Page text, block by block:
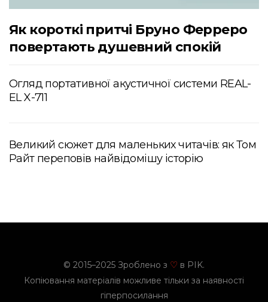
Як короткі притчі Бруно Ферреро
повертають душевний спокій
Огляд портативної акустичної системи REAL-
EL X-711
Великий сюжет для маленьких читачів: як Том
Райт переповів найвідомішу історію
© 2015–2025 Зроблено з ♡ в PIK.
Копіювання матеріалів можливе тільки за наявності
гіперпосилання